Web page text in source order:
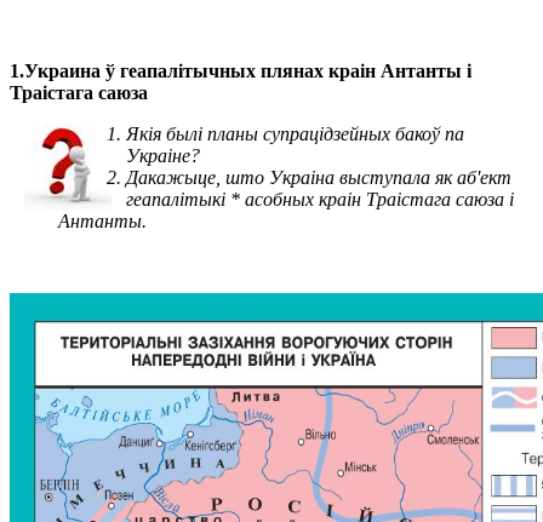
1.Украина ў геапалітычных плянах краін Антанты і
Траістага саюза
Якія былі планы супрацідзейных бакоў па
Украіне?
Дакажыце, што Украіна выступала як аб'ект
геапалітыкі * асобных краін Траістага саюза і
Антанты.